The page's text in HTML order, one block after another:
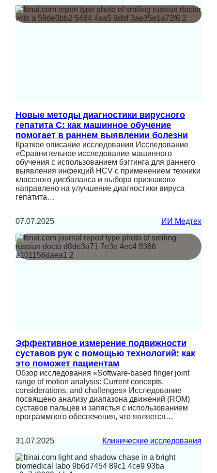
Новые методы диагностики вирусного
гепатита C: как машинное обучение
помогает в раннем выявлении болезни
Краткое описание исследования Исследование
«Сравнительное исследование машинного
обучения с использованием бэггинга для раннего
выявления инфекций HCV с применением техники
классного дисбаланса и выбора признаков»
направлено на улучшение диагностики вируса
гепатита…
07.07.2025 ИИ Медтех
Эффективное измерение подвижности
суставов рук с помощью технологий: как
это поможет пациентам
Обзор исследования «Software-based finger joint
range of motion analysis: Current concepts,
considerations, and challenges» Исследование
посвящено анализу диапазона движений (ROM)
суставов пальцев и запястья с использованием
программного обеспечения, что является…
31.07.2025 Клинические исследования